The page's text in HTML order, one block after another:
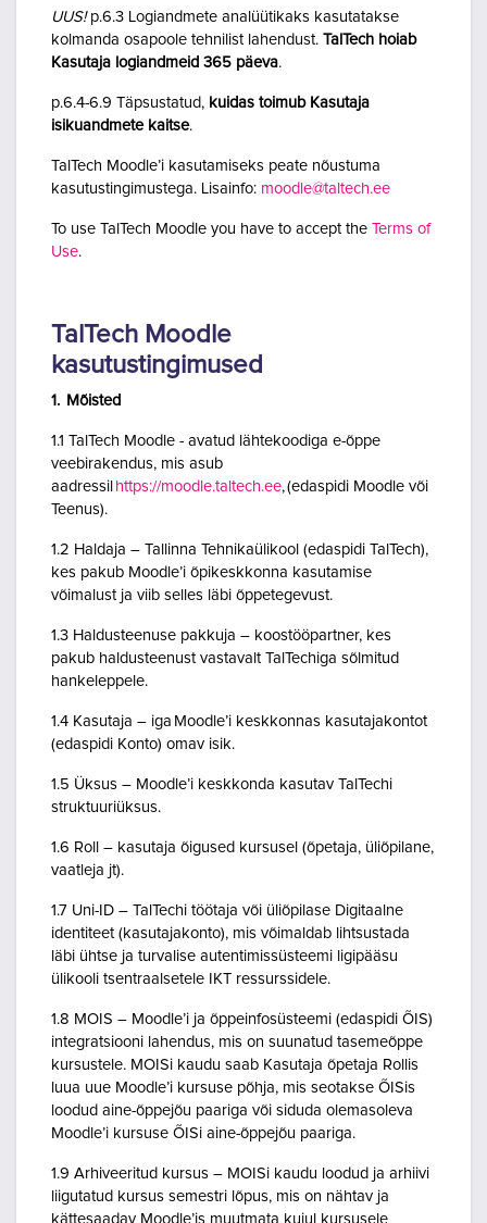
UUS!p.6.3 Logiandmete analüütikaks kasutatakse
kolmanda osapoole tehnilist lahendust. TalTech hoiab
Kasutaja logiandmeid 365 päeva.
p.6.4-6.9 Täpsustatud, kuidas toimub Kasutaja
isikuandmete kaitse.
TalTech Moodle’i kasutamiseks peate nõustuma
kasutustingimustega. Lisainfo: moodle@taltech.ee
To use TalTech Moodle you have to accept the Terms of
Use.
TalTech Moodle
kasutustingimused
1. Mõisted
1.1 TalTech Moodle - avatud lähtekoodiga e-õppe
veebirakendus, mis asub
aadressil https://moodle.taltech.ee, (edaspidi Moodle või
Teenus).
1.2 Haldaja – Tallinna Tehnikaülikool (edaspidi TalTech),
kes pakub Moodle’i õpikeskkonna kasutamise
võimalust ja viib selles läbi õppetegevust.
1.3 Haldusteenuse pakkuja – koostööpartner, kes
pakub haldusteenust vastavalt TalTechiga sõlmitud
hankeleppele.
1.4 Kasutaja – iga Moodle’i keskkonnas kasutajakontot
(edaspidi Konto) omav isik.
1.5 Üksus – Moodle’i keskkonda kasutav TalTechi
struktuuriüksus.
1.6 Roll – kasutaja õigused kursusel (õpetaja, üliõpilane,
vaatleja jt).
1.7 Uni-ID – TalTechi töötaja või üliõpilase Digitaalne
identiteet (kasutajakonto), mis võimaldab lihtsustada
läbi ühtse ja turvalise autentimissüsteemi ligipääsu
ülikooli tsentraalsetele IKT ressurssidele.
1.8 MOIS – Moodle’i ja õppeinfosüsteemi (edaspidi ÕIS)
integratsiooni lahendus, mis on suunatud tasemeõppe
kursustele. MOISi kaudu saab Kasutaja õpetaja Rollis
luua uue Moodle’i kursuse põhja, mis seotakse ÕISis
loodud aine-õppejõu paariga või siduda olemasoleva
Moodle’i kursuse ÕISi aine-õppejõu paariga.
1.9 Arhiveeritud kursus – MOISi kaudu loodud ja arhiivi
liigutatud kursus semestri lõpus, mis on nähtav ja
kättesaadav Moodle’is muutmata kujul kursusele